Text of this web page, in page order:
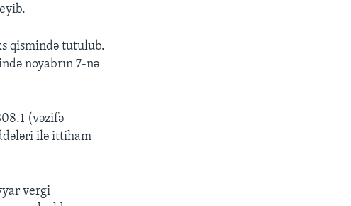
qismində tutulub.
noyabrın 7-nə
(vəzifə
ilə ittiham
vergi